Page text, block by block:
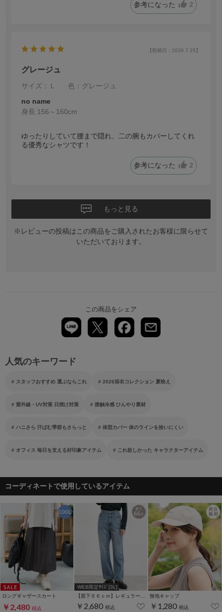
参考になった 2
【投稿日：2026.7.25】
グレージュ
サイズ：Ｌ
色：グレージュ
no name
身長:156～160cm
ゆったりしていて腰まで隠れ、二の腕もカバーしてくれ
る優秀なシャツです！
参考になった 2
もっと見る
※レビューの投稿はこの商品をご購入されたお客様に限らせて
いただいております。
この商品をシェア
人気のキーワード
スタッフおすすめ 選ぶならこれ 2026浴衣コレクション 夏映え
紫外線・UV対策 日焼け対策 接触冷感 ひんやり素材
ハニさら 汗ばむ季節もさらっと 体型カバー 体のラインを拾いにくい
オフィス 毎日を支える好印象アイテム これ欲しかった キャラクターアイテム
コーディネートで使用しているアイテム
ロングギャザースカート
￥2,480 税込
WEB限定ｻｲｽﾞ[3L]
￥2,680 税込
無地キャップ
￥1,280 税込